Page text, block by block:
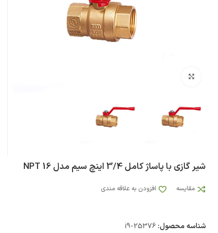
شیر گازی با پاساژ کامل 3/4 اینچ سیم مدل 16 NPT
مقایسه افزودن به علاقه مندی
شناسه محصول: i9-25376